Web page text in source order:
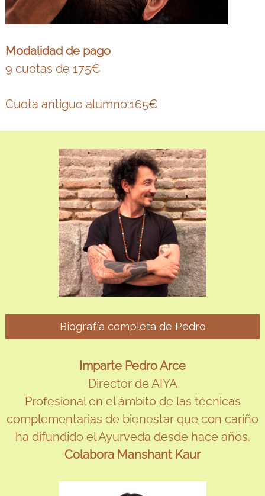
Modalidad de pago
9 cuotas de 175€
Cuota antiguo alumno:165€
Biografía completa de Pedro
Imparte Pedro Arce
Director de AIYA
Profesional en el ámbito de las técnicas
complementarias de bienestar que con cariño
ha difundido el Ayurveda desde hace años.
Colabora Manshant Kaur